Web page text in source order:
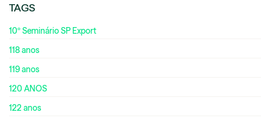
TAGS
10º Seminário SP Export
118 anos
119 anos
120 ANOS
122 anos